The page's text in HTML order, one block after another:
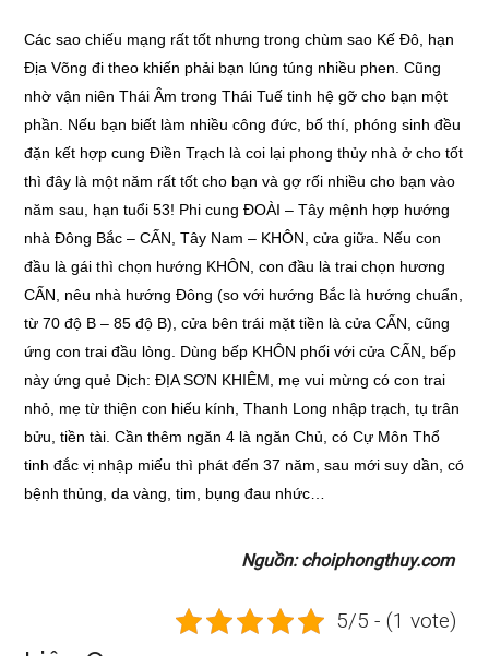
Các sao chiếu mạng rất tốt nhưng trong chùm sao Kế Đô, hạn
Địa Võng đi theo khiến phải bạn lúng túng nhiều phen. Cũng
nhờ vận niên Thái Âm trong Thái Tuế tinh hệ gỡ cho bạn một
phần. Nếu bạn biết làm nhiều công đức, bố thí, phóng sinh đều
đặn kết hợp cung Điền Trạch là coi lại phong thủy nhà ở cho tốt
thì đây là một năm rất tốt cho bạn và gợ rối nhiều cho bạn vào
năm sau, hạn tuổi 53! Phi cung ĐOÀI – Tây mệnh hợp hướng
nhà Đông Bắc – CẤN, Tây Nam – KHÔN, cửa giữa. Nếu con
đầu là gái thì chọn hướng KHÔN, con đầu là trai chọn hương
CẤN, nêu nhà hướng Đông (so với hướng Bắc là hướng chuẩn,
từ 70 độ B – 85 độ B), cửa bên trái mặt tiền là cửa CẤN, cũng
ứng con trai đầu lòng. Dùng bếp KHÔN phối với cửa CẤN, bếp
này ứng quẻ Dịch: ĐỊA SƠN KHIÊM, mẹ vui mừng có con trai
nhỏ, mẹ từ thiện con hiếu kính, Thanh Long nhập trạch, tụ trân
bửu, tiền tài. Cần thêm ngăn 4 là ngăn Chủ, có Cự Môn Thổ
tinh đắc vị nhập miếu thì phát đến 37 năm, sau mới suy dần, có
bệnh thủng, da vàng, tim, bụng đau nhức…
Nguồn: choiphongthuy.com
5/5 - (1 vote)